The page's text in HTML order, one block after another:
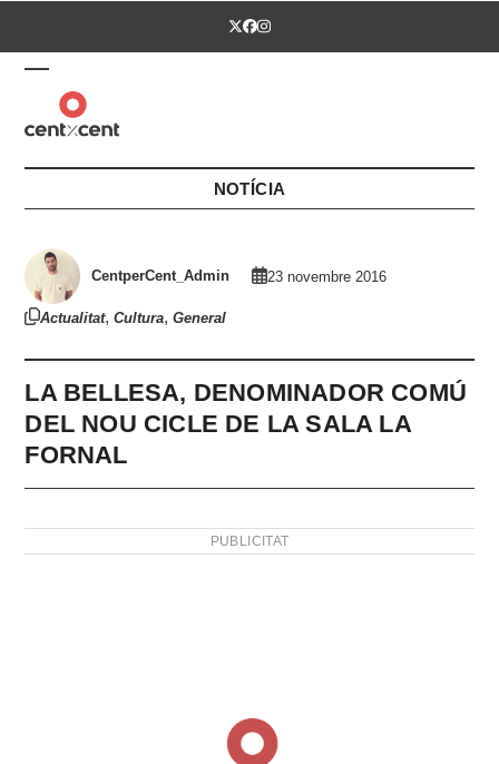
Twitter
Facebook
Instagram
Open
mobile
menu
Close
mobile
menu
NOTÍCIA
CentperCent_Admin 23 novembre 2016
Actualitat,Cultura,General
LA BELLESA, DENOMINADOR COMÚ
DEL NOU CICLE DE LA SALA LA
FORNAL
PUBLICITAT